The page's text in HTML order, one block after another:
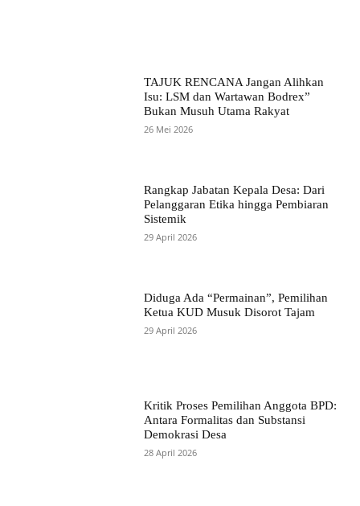
TAJUK RENCANA Jangan Alihkan
Isu: LSM dan Wartawan Bodrex”
Bukan Musuh Utama Rakyat
26 Mei 2026
Rangkap Jabatan Kepala Desa: Dari
Pelanggaran Etika hingga Pembiaran
Sistemik
29 April 2026
Diduga Ada “Permainan”, Pemilihan
Ketua KUD Musuk Disorot Tajam
29 April 2026
Kritik Proses Pemilihan Anggota BPD:
Antara Formalitas dan Substansi
Demokrasi Desa
28 April 2026